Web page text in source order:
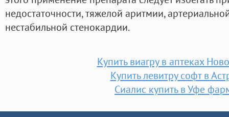
недостаточности, тяжелой аритмии,
нестабильной стенокардии.
Купить виагру в аптеках
Купить левитру софт в
Сиалис купить в Уфе